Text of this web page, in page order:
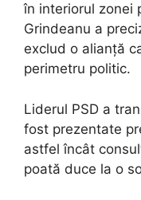
în interiorul zonei
Grindeanu a
exclud o alianță
perimetru politic.
Liderul PSD a
fost prezentate
astfel încât
poată duce la o